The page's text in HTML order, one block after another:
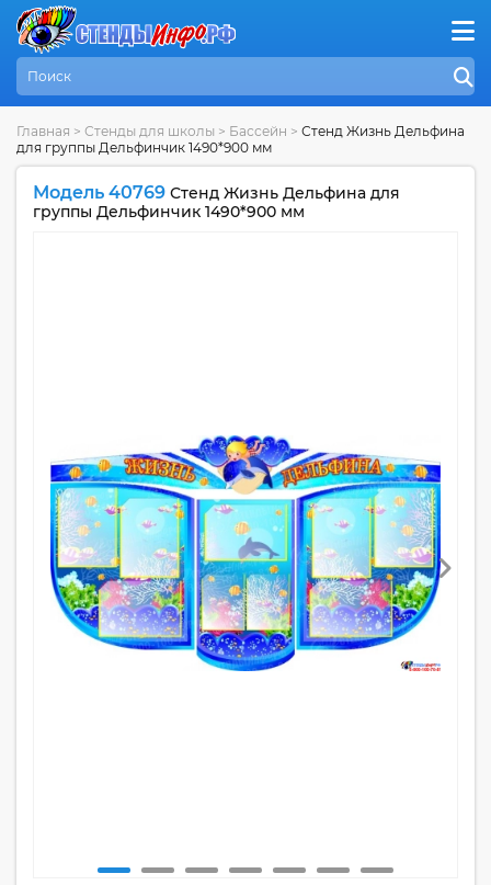
Главная > Стенды для школы > Бассейн > Стенд Жизнь Дельфина
для группы Дельфинчик 1490*900 мм
Модель 40769 Стенд Жизнь Дельфина для
группы Дельфинчик 1490*900 мм